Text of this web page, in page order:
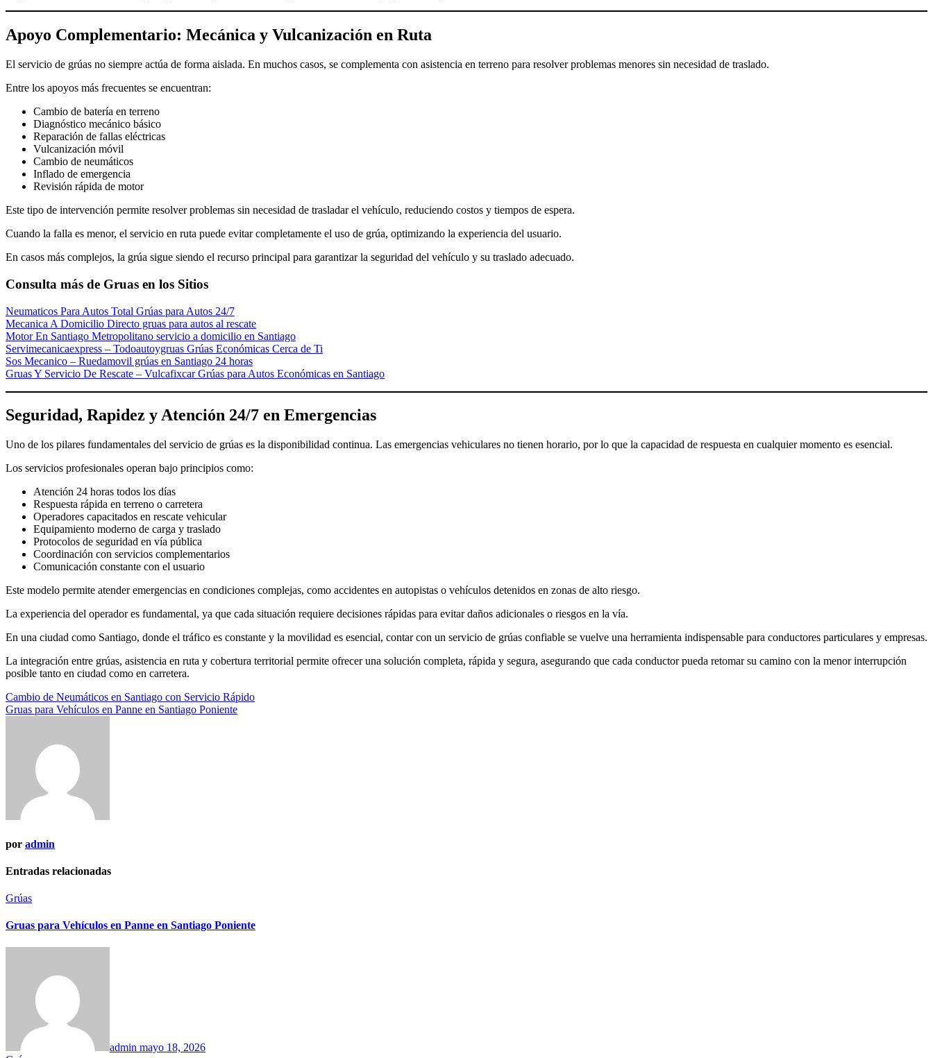
Apoyo Complementario: Mecánica y Vulcanización en Ruta
El servicio de grúas no siempre actúa de forma aislada. En muchos casos, se complementa con asistencia en terreno para resolver problemas menores sin necesidad de traslado.
Entre los apoyos más frecuentes se encuentran:
Cambio de batería en terreno
Diagnóstico mecánico básico
Reparación de fallas eléctricas
Vulcanización móvil
Cambio de neumáticos
Inflado de emergencia
Revisión rápida de motor
Este tipo de intervención permite resolver problemas sin necesidad de trasladar el vehículo, reduciendo costos y tiempos de espera.
Cuando la falla es menor, el servicio en ruta puede evitar completamente el uso de grúa, optimizando la experiencia del usuario.
En casos más complejos, la grúa sigue siendo el recurso principal para garantizar la seguridad del vehículo y su traslado adecuado.
Consulta más de Gruas en los Sitios
Neumaticos Para Autos Total Grúas para Autos 24/7
Mecanica A Domicilio Directo gruas para autos al rescate
Motor En Santiago Metropolitano servicio a domicilio en Santiago
Servimecanicaexpress – Todoautoygruas Grúas Económicas Cerca de Ti
Sos Mecanico – Ruedamovil grúas en Santiago 24 horas
Gruas Y Servicio De Rescate – Vulcafixcar Grúas para Autos Económicas en Santiago
Seguridad, Rapidez y Atención 24/7 en Emergencias
Uno de los pilares fundamentales del servicio de grúas es la disponibilidad continua. Las emergencias vehiculares no tienen horario, por lo que la capacidad de respuesta en cualquier momento es esencial.
Los servicios profesionales operan bajo principios como:
Atención 24 horas todos los días
Respuesta rápida en terreno o carretera
Operadores capacitados en rescate vehicular
Equipamiento moderno de carga y traslado
Protocolos de seguridad en vía pública
Coordinación con servicios complementarios
Comunicación constante con el usuario
Este modelo permite atender emergencias en condiciones complejas, como accidentes en autopistas o vehículos detenidos en zonas de alto riesgo.
La experiencia del operador es fundamental, ya que cada situación requiere decisiones rápidas para evitar daños adicionales o riesgos en la vía.
En una ciudad como Santiago, donde el tráfico es constante y la movilidad es esencial, contar con un servicio de grúas confiable se vuelve una herramienta indispensable para conductores particulares y empresas.
La integración entre grúas, asistencia en ruta y cobertura territorial permite ofrecer una solución completa, rápida y segura, asegurando que cada conductor pueda retomar su camino con la menor interrupción
posible tanto en ciudad como en carretera.
Navegación
de
Cambio de Neumáticos en Santiago con Servicio Rápido
Gruas para Vehículos en Panne en Santiago Poniente
por admin
Entradas relacionadas
Grúas
Gruas para Vehículos en Panne en Santiago Poniente
admin mayo 18, 2026